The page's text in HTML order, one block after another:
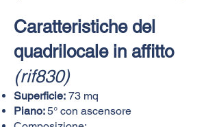
Caratteristiche del
quadrilocale in affitto
(rif830)
Superficie: 73 mq
Piano:5° con ascensore